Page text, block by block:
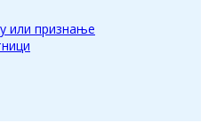
или признање